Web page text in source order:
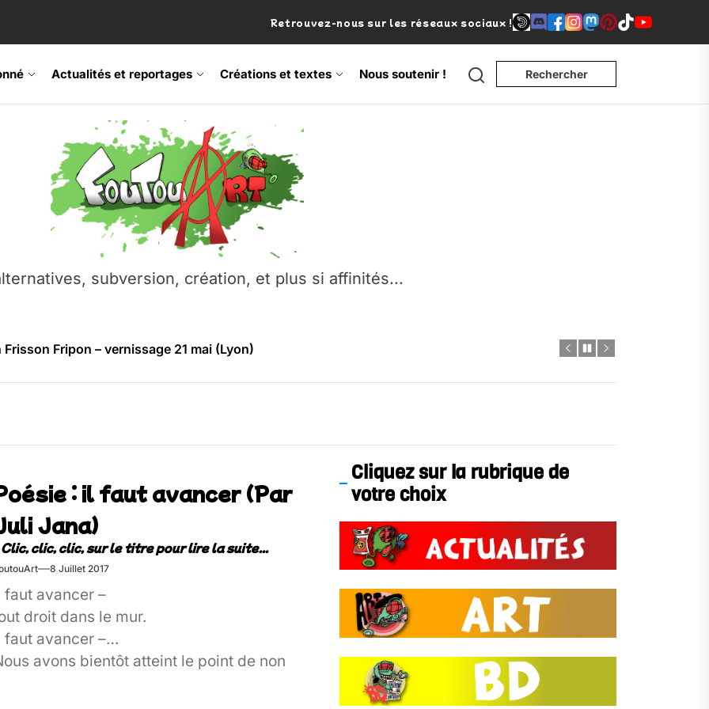
Retrouvez-nous sur les réseaux sociaux !
Actualités et reportages Créations et textes Nous soutenir ! Search Rechercher
subversion, création, et plus si affinités...
Frisson Fripon – vernissage 21 mai (Lyon)
Festival – Samedi 18 juillet (Vaulx-en-Velin)
– Ŝtono, un livre réalisé par Michaël Moretti & Pierre Lacôte
contre l’A412 à l’Établi (Haute-Savoie)
Fripon – vernissage 21 mai (Lyon)
Festival – Samedi 18 juillet (Vaulx-en-Velin)
: il faut avancer (Par
Jana)
8 Juillet 2017
faut avancer –
droit dans le mur.
faut avancer –
avons bientôt atteint le point de non
Cliquez sur la rubrique de
votre choix